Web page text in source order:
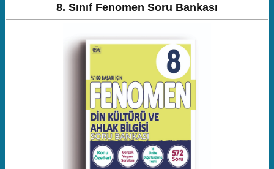
8. Sınıf Fenomen Soru Bankası